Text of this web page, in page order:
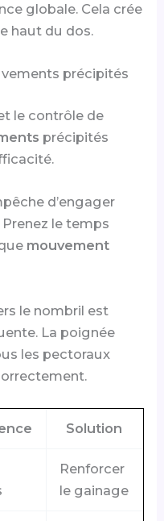
globale. Cela crée
haut du dos.
précipités
le contrôle de
précipités
d’engager
le temps
mouvement
le nombril est
La poignée
les pectoraux
Solution
Renforcer
le gainage